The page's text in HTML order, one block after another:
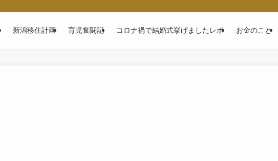
新潟移住計画 育児奮闘記 コロナ禍で結婚式挙げましたレポ お金のこと